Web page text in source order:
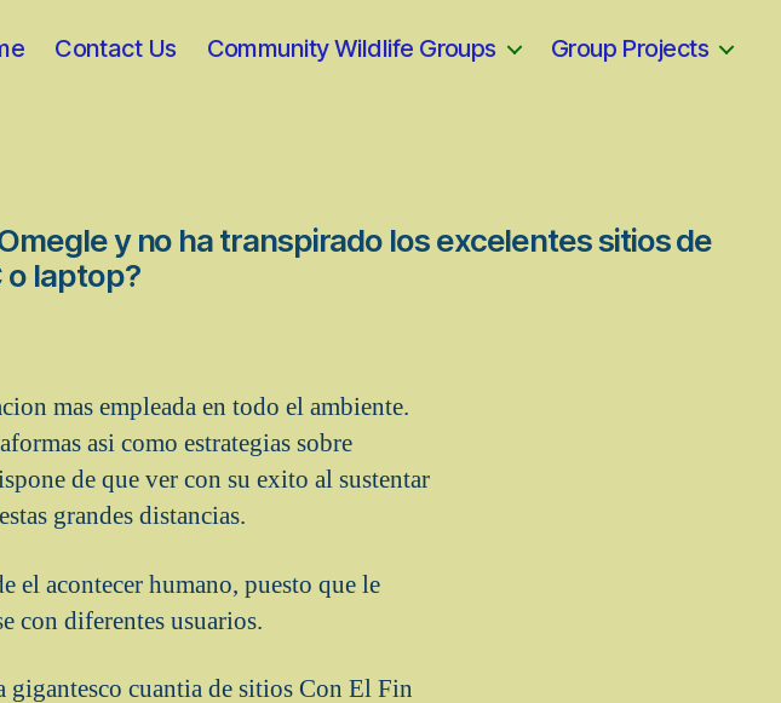
Contact Us Community Wildlife Groups Group Projects
y no ha transpirado los excelentes sitios de
o laptop?
mas empleada en todo el ambiente.
asi­ como estrategias sobre
de que ver con su exito al sustentar
grandes distancias.
el acontecer humano, puesto que le
con diferentes usuarios.
gigantesco cuanti­a de sitios Con El Fin